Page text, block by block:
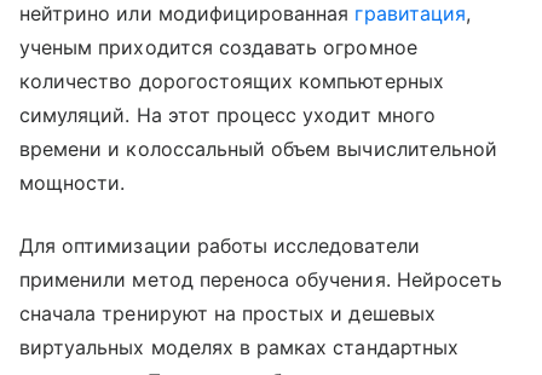
нейтрино или модифицированная гравитация,
ученым приходится создавать огромное
количество дорогостоящих компьютерных
симуляций. На этот процесс уходит много
времени и колоссальный объем вычислительной
мощности.
Для оптимизации работы исследователи
применили метод переноса обучения. Нейросеть
сначала тренируют на простых и дешевых
виртуальных моделях в рамках стандартных